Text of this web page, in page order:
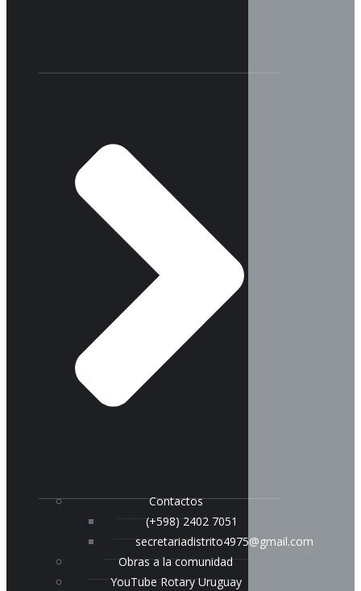
Contactos
(+598) 2402 7051
secretariadistrito4975@gmail.com
Obras a la comunidad
YouTube Rotary Uruguay